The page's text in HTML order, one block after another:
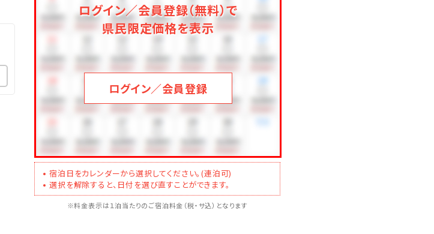
ログイン／会員登録（無料）で
県民限定価格を表示
ログイン／会員登録
宿泊日をカレンダーから選択してください。(連泊可)
選択を解除すると、日付を選び直すことができます。
※料金表示は１泊当たりのご宿泊料金（税・サ込）となります